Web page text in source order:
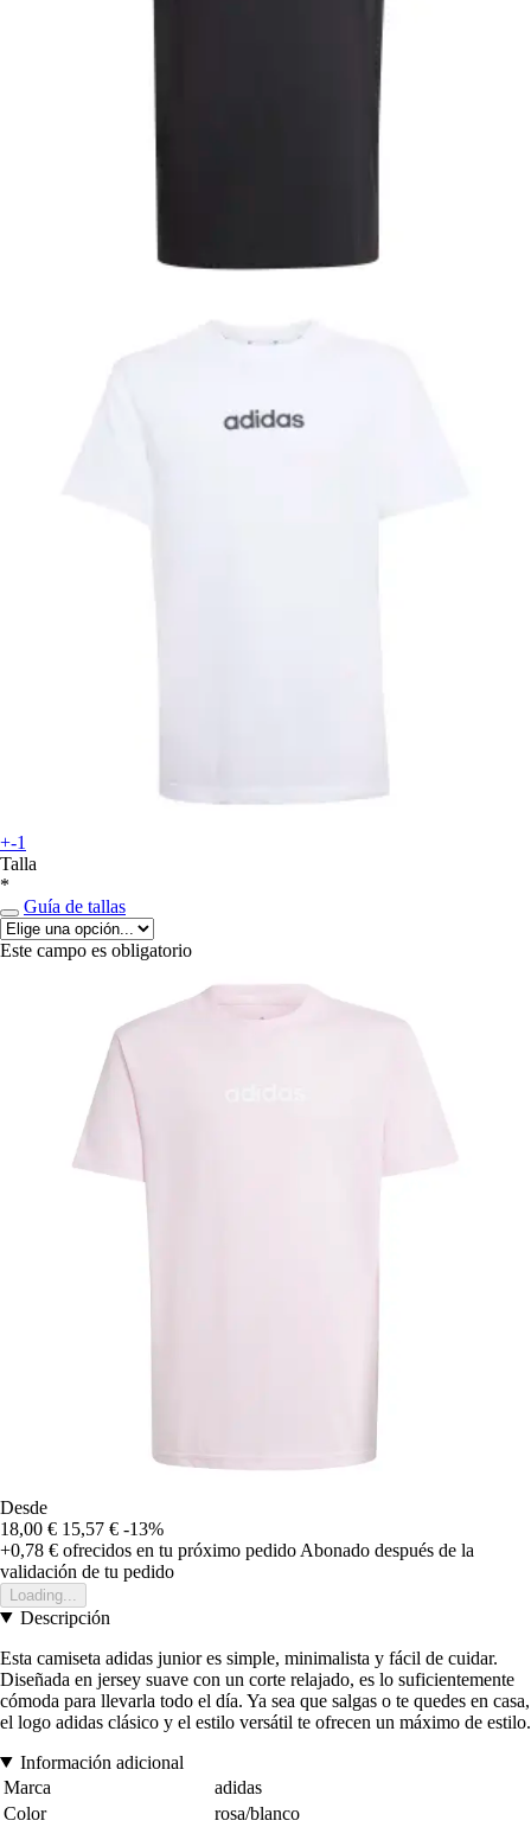
+-1
Talla
*
Guía de tallas
Este campo es obligatorio
Desde
18,00 € 15,57 € -13%
+0,78 € ofrecidos en tu próximo pedido Abonado después de la
validación de tu pedido
Loading...
Descripción
Esta camiseta adidas junior es simple, minimalista y fácil de cuidar.
Diseñada en jersey suave con un corte relajado, es lo suficientemente
cómoda para llevarla todo el día. Ya sea que salgas o te quedes en casa,
el logo adidas clásico y el estilo versátil te ofrecen un máximo de estilo.
Información adicional
Marca
adidas
Color
rosa/blanco